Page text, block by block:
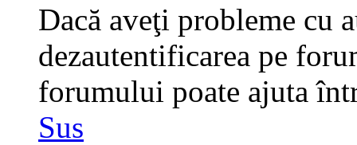
Dacă aveţi probleme cu
dezautentificarea pe
forumului poate ajuta
Sus